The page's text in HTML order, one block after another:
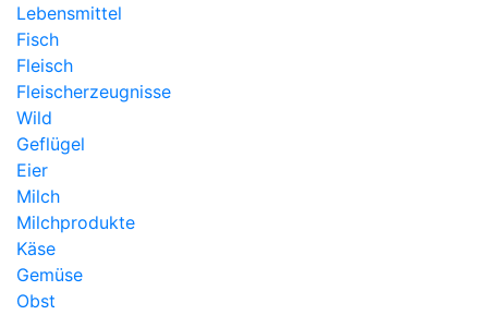
Lebensmittel
Fisch
Fleisch
Fleischerzeugnisse
Wild
Geflügel
Eier
Milch
Milchprodukte
Käse
Gemüse
Obst